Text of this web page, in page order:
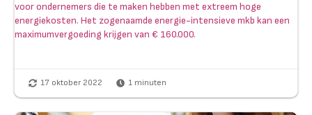
voor ondernemers die te maken hebben met extreem hoge
energiekosten. Het zogenaamde energie-intensieve mkb kan een
maximumvergoeding krijgen van € 160.000.
17 oktober 2022 1 minuten